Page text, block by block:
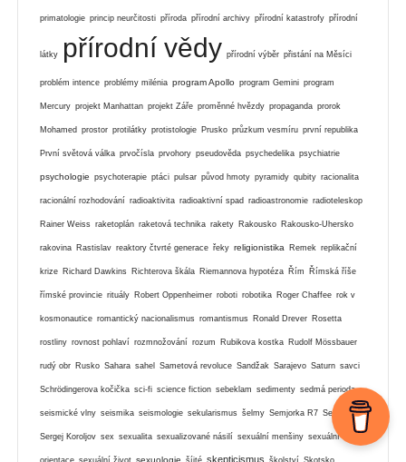
primatologie princip neurčitosti příroda přírodní archivy přírodní katastrofy přírodní
látky přírodní vědy přírodní výběr přistání na Měsíci
problém intence problémy milénia program Apollo program Gemini program
Mercury projekt Manhattan projekt Záře proměnné hvězdy propaganda prorok
Mohamed prostor protilátky protistologie Prusko průzkum vesmíru první republika
První světová válka prvočísla prvohory pseudověda psychedelika psychiatrie
psychologie psychoterapie ptáci pulsar původ hmoty pyramidy qubity racionalita
racionální rozhodování radioaktivita radioaktivní spad radioastronomie radioteleskop
Rainer Weiss raketoplán raketová technika rakety Rakousko Rakousko-Uhersko
rakovina Rastislav reaktory čtvrté generace řeky religionistika Remek replikační
krize Richard Dawkins Richterova škála Riemannova hypotéza Řím Římská říše
římské provincie rituály Robert Oppenheimer roboti robotika Roger Chaffee rok v
kosmonautice romantický nacionalismus romantismus Ronald Drever Rosetta
rostliny rovnost pohlaví rozmnožování rozum Rubikova kostka Rudolf Mössbauer
rudý obr Rusko Sahara sahel Sametová revoluce Sandžak Sarajevo Saturn savci
Schrödingerova kočička sci-fi science fiction sebeklam sedimenty sedmá perioda
seismické vlny seismika seismologie sekularismus šelmy Semjorka R7 Senát
Sergej Koroljov sex sexualita sexualizované násilí sexuální menšiny sexuální
skepticismus